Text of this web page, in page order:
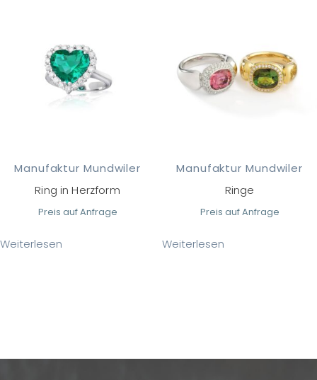
Manufaktur Mundwiler
Ring in Herzform
Preis auf Anfrage
Weiterlesen
Manufaktur Mundwiler
Ringe
Preis auf Anfrage
Weiterlesen